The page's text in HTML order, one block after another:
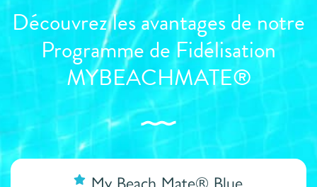
Découvrez les avantages de notre
Programme de Fidélisation
MYBEACHMATE®